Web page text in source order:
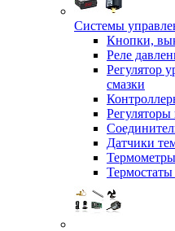
Системы
Кнопки,
Реле
Регулятор
смазки
Датчики
Термометры